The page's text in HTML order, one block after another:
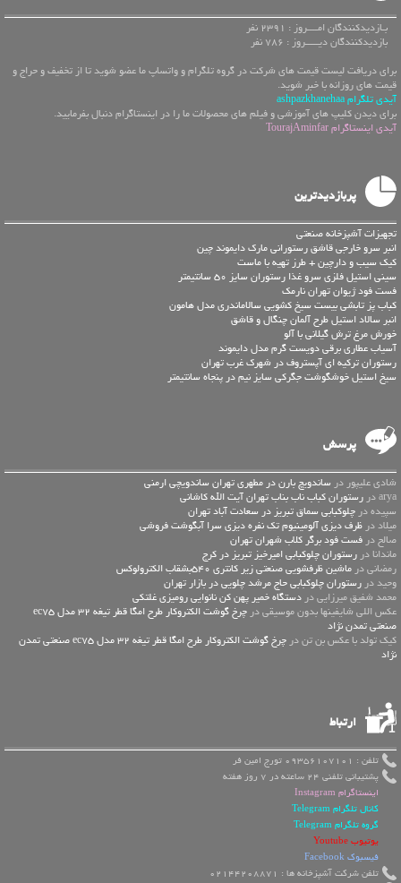
بـازدیدکنندگان امــــروز : 2391 نفر
بازدیدکنندگان دیـــــروز : 786 نفر
برای دریافت لیست قیمت های شرکت در گروه تلگرام و واتساپ ما عضو شوید تا از تخفیف و حراج و
قیمت های روزانه با خبر شوید.
آیدی تلگرام ashpazkhanehaa
برای دیدن کلیپ های آموزشی و فیلم های محصولات ما را در اینستاگرام دنبال بفرمایید.
آیدی اینستاگرام TourajAminfar
پربازدیدترین
تجهیزات آشپزخانه صنعتی
انبر سرو خارجی قاشق رستورانی مارک دایموند چین
کیک سیب و دارچین + طرز تهیه با ماست
سینی استیل فلزی سرو غذا رستوران سایز 50 سانتیمتر
فست فود ژیوان تهران نارمک
کباب پز تابشی بیست سیخ کشویی سالاماندری مدل هامون
انبر سالاد استیل طرح آلمان چنگال و قاشق
خورش مرغ ترش گیلانی با آلو
آسیاب عطاری برقی دویست گرم مدل دایموند
رستوران ترکیه ای آپستروف در شهرک غرب تهران
سیخ استیل خوشگوشت جگرکی سایز نیم در پنجاه سانتیمتر
پرسش
شادی علیپور در ساندویچ بارن در مطهری تهران ساندویچی ارمنی
arya در
رستوران کباب ناب بناب تهران آیت الله کاشانی
سپیده در چلوکبابی سماق تبریز در سعادت آباد تهران
میلاد در ظرف دیزی آلومینیوم تک نفره دیزی سرا آبگوشت فروشی
صالح در فست فود برگر کلاب شهران تهران
ماندانا در رستوران چلوکبابی امیرخیز تبریز در کرج
رمضانی در ماشین ظرفشویی صنعتی زیر کانتری 540بشقاب الکترولوکس
وحید در رستوران چلوکبابی حاج مرشد چلویی در بازار تهران
محمد شفیق میرزایی در دستگاه خمیر پهن کن نانوایی رومیزی غلتکی
عكس اللي شايفينها بدون موسيقى در
چرخ گوشت الکتروکار طرح امگا قطر تیغه 32 مدل ec75
صنعتی تمدن نژاد
کیک تولد با عکس بن تن در
چرخ گوشت الکتروکار طرح امگا قطر تیغه 32 مدل ec75 صنعتی تمدن
نژاد
ارتباط
تلفن : 09356107101 تورج امین فر
پشتیبانی تلفنی 24 ساعته در 7 روز هفته
اینستاگرام Instagram
کانال تلگرام Telegram
گروه تلگرام Telegram
یوتیوب Youtube
فیسبوک Facebook
تلفن شرکت آشپزخانه ها : 02144208871